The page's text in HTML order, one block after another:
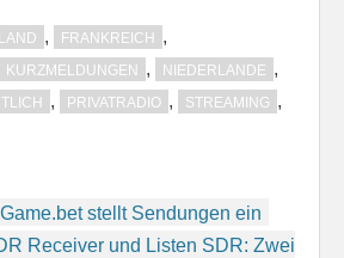
, FRANKREICH ,
KURZMELDUNGEN , NIEDERLANDE ,
, PRIVATRADIO , STREAMING ,
stellt Sendungen ein
Receiver und Listen SDR: Zwei